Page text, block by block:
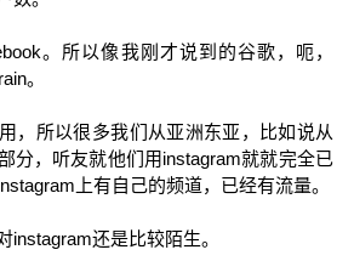
。所以像我刚才说到的谷歌，呃，
。
，所以很多我们从亚洲东亚，比如说从
分，听友就他们用instagram就就完全已
上有自己的频道，已经有流量。
instagram还是比较陌生。